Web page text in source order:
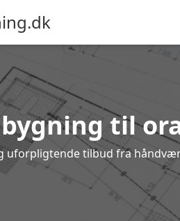
til
uforpligtende tilbud fra